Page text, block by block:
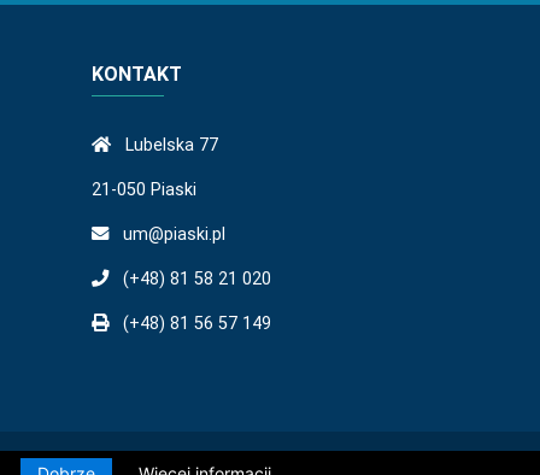
KONTAKT
Lubelska 77
21-050 Piaski
um@piaski.pl
(+48) 81 58 21 020
(+48) 81 56 57 149